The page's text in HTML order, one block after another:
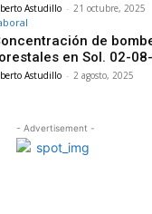
Astudillo - 21 octubre, 2025
de
en Sol. 02-
Astudillo - 2 agosto, 2025
- Advertisement -